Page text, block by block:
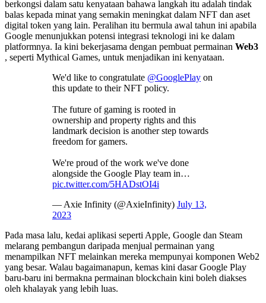
berkongsi dalam satu kenyataan bahawa langkah itu adalah tindak
balas kepada minat yang semakin meningkat dalam NFT dan aset
digital token yang lain. Peralihan itu bermula awal tahun ini apabila
Google menunjukkan potensi integrasi teknologi ini ke dalam
platformnya. Ia kini bekerjasama dengan pembuat permainan Web3
, seperti Mythical Games, untuk menjadikan ini kenyataan.
We'd like to congratulate @GooglePlay on
this update to their NFT policy.
The future of gaming is rooted in
ownership and property rights and this
landmark decision is another step towards
freedom for gamers.
We're proud of the work we've done
alongside the Google Play team in…
pic.twitter.com/5HADstOI4i
— Axie Infinity (@AxieInfinity) July 13,
2023
Pada masa lalu, kedai aplikasi seperti Apple, Google dan Steam
melarang pembangun daripada menjual permainan yang
menampilkan NFT melainkan mereka mempunyai komponen Web2
yang besar. Walau bagaimanapun, kemas kini dasar Google Play
baru-baru ini bermakna permainan blockchain kini boleh diakses
oleh khalayak yang lebih luas.